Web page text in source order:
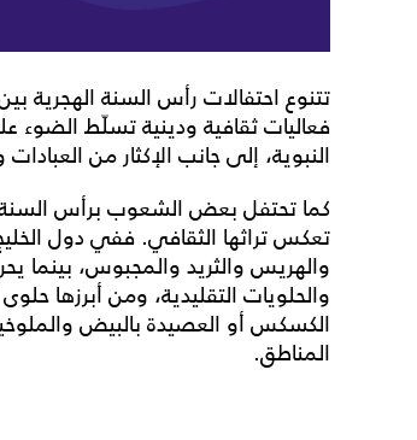
تتنوع احتفالات رأس السنة الهجرية
فعاليات ثقافية ودينية تسلّط الضوء
النبوية، إلى جانب الإكثار من
كما تحتفل بعض الشعوب برأس السنة
تعكس تراثها الثقافي. ففي دول
والهريس والثريد والمجبوس، بينما
والحلويات التقليدية، ومن أبرزها
الكسكس أو العصيدة بالبيض
المناطق.